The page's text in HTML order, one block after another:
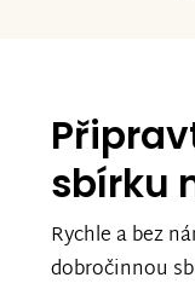
sbírku
Rychle a bez
dobročinnou